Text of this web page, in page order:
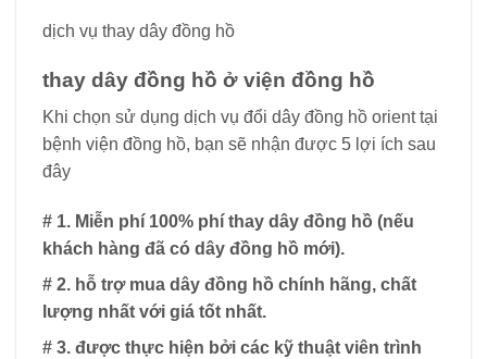
dịch vụ thay dây đồng hồ
thay dây đồng hồ ở viện đồng hồ
Khi chọn sử dụng dịch vụ đổi dây đồng hồ orient tại
bệnh viện đồng hồ, bạn sẽ nhận được 5 lợi ích sau
đây
# 1. Miễn phí 100% phí thay dây đồng hồ (nếu
khách hàng đã có dây đồng hồ mới).
# 2. hỗ trợ mua dây đồng hồ chính hãng, chất
lượng nhất với giá tốt nhất.
# 3. được thực hiện bởi các kỹ thuật viên trình